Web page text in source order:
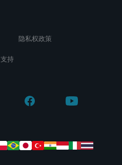
隐私权政策
支持